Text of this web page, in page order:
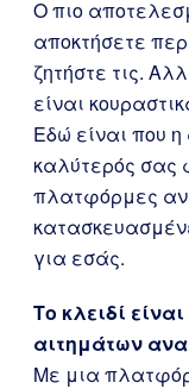
Ο πιο
αποκτήσετε
ζητήστε τις.
είναι
Εδώ είναι που
καλύτερός σας
πλατφόρμες
για εσάς.
Το κλειδί
αιτημάτων
Με μια